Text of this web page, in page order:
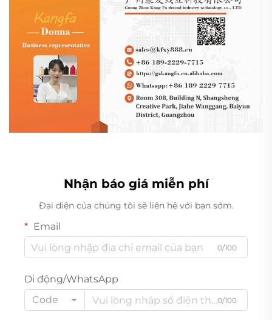
Nhận báo giá miễn phí
Đại diện của chúng tôi sẽ liên hệ với bạn sớm.
Email
0/100
Di động/WhatsApp
Code
0/100